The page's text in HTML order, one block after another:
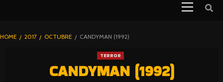
BLOGHORROR
HOME 2017 OCTUBRE CANDYMAN (1992)
TERROR
CANDYMAN (1992)